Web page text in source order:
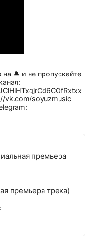
🔔 и не пропускайте
vk.com/soyuzmusic
премьера
премьера трека)